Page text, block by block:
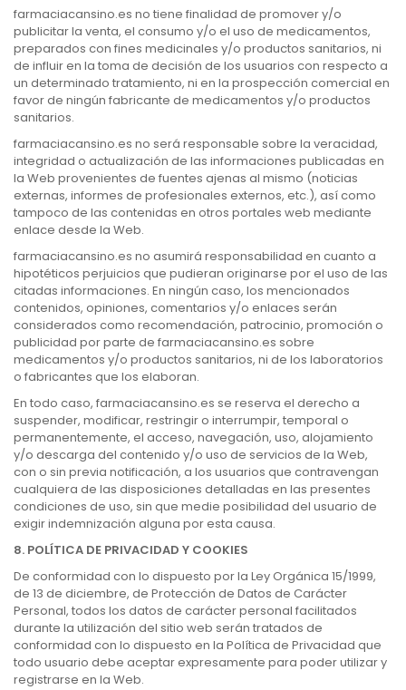
farmaciacansino.es no tiene finalidad de promover y/o
publicitar la venta, el consumo y/o el uso de medicamentos,
preparados con fines medicinales y/o productos sanitarios, ni
de influir en la toma de decisión de los usuarios con respecto a
un determinado tratamiento, ni en la prospección comercial en
favor de ningún fabricante de medicamentos y/o productos
sanitarios.
farmaciacansino.es no será responsable sobre la veracidad,
integridad o actualización de las informaciones publicadas en
la Web provenientes de fuentes ajenas al mismo (noticias
externas, informes de profesionales externos, etc.), así como
tampoco de las contenidas en otros portales web mediante
enlace desde la Web.
farmaciacansino.es no asumirá responsabilidad en cuanto a
hipotéticos perjuicios que pudieran originarse por el uso de las
citadas informaciones. En ningún caso, los mencionados
contenidos, opiniones, comentarios y/o enlaces serán
considerados como recomendación, patrocinio, promoción o
publicidad por parte de farmaciacansino.es sobre
medicamentos y/o productos sanitarios, ni de los laboratorios
o fabricantes que los elaboran.
En todo caso, farmaciacansino.es se reserva el derecho a
suspender, modificar, restringir o interrumpir, temporal o
permanentemente, el acceso, navegación, uso, alojamiento
y/o descarga del contenido y/o uso de servicios de la Web,
con o sin previa notificación, a los usuarios que contravengan
cualquiera de las disposiciones detalladas en las presentes
condiciones de uso, sin que medie posibilidad del usuario de
exigir indemnización alguna por esta causa.
8. POLÍTICA DE PRIVACIDAD Y COOKIES
De conformidad con lo dispuesto por la Ley Orgánica 15/1999,
de 13 de diciembre, de Protección de Datos de Carácter
Personal, todos los datos de carácter personal facilitados
durante la utilización del sitio web serán tratados de
conformidad con lo dispuesto en la Política de Privacidad que
todo usuario debe aceptar expresamente para poder utilizar y
registrarse en la Web.